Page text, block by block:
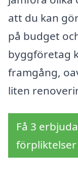
att du kan
på budget
byggföretag
framgång,
liten
Få 3
förpliktelser